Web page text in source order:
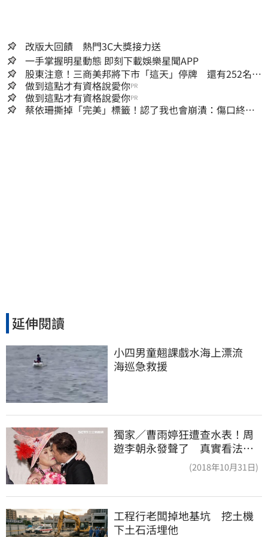
改版大回饋 熱門3C大獎接力送
一手掌握明星動態 即刻下載娛樂星聞APP
股東注意！三商美邦將下市「這天」停牌 還有252名千
張大戶
做到這點才有資格說愛你PR
做到這點才有資格說愛你PR
蔡依珊撕掉「完美」標籤！認了我也會崩潰：傷口終究
延伸閱讀
小四男童翹課戲水海上漂流
海巡急救援
獨家／曹雨婷狂遭查水表！周
遊李朝永發聲了 真實看法曝
(2018年10月31日)
工程行老闆掉地基坑　挖土機
下土石活埋他